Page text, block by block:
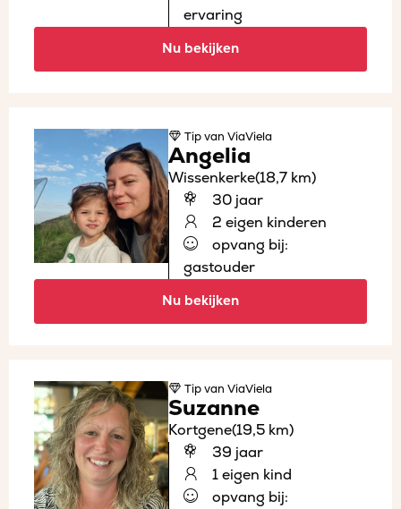
ervaring
Nu bekijken
Tipvan ViaViela
Angelia
Wissenkerke(18,7 km)
30 jaar
2 eigen kinderen
opvang bij:
gastouder
Nu bekijken
Tipvan ViaViela
Suzanne
Kortgene(19,5 km)
39 jaar
1 eigen kind
opvang bij: